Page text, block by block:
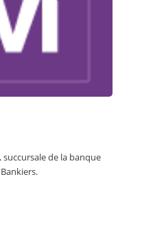
succursale de la banque